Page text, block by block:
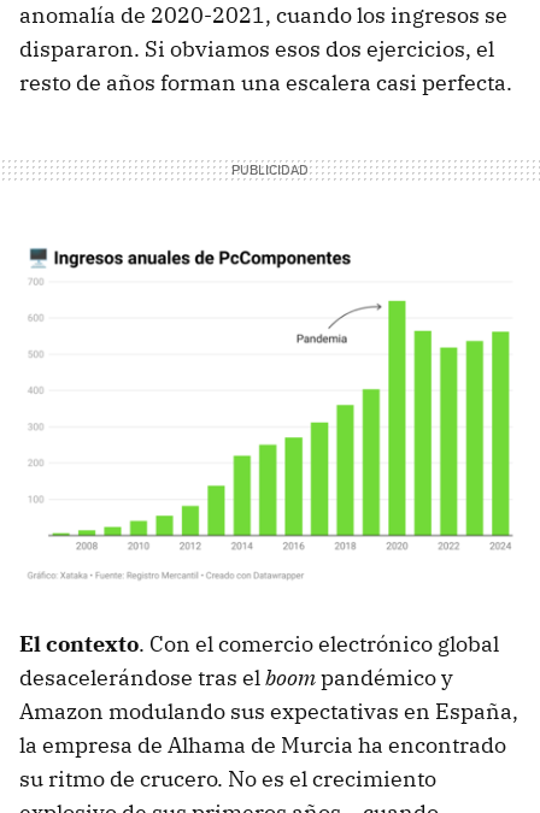
anomalía de 2020-2021, cuando los ingresos se
dispararon. Si obviamos esos dos ejercicios, el
resto de años forman una escalera casi perfecta.
El contexto. Con el comercio electrónico global
desacelerándose tras elboompandémico y
Amazon modulando sus expectativas en España,
la empresa de Alhama de Murcia ha encontrado
su ritmo de crucero. No es el crecimiento